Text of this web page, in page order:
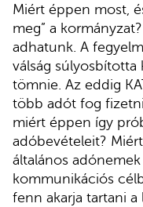
Miért éppen most,
meg” a
adhatunk. A
válság súlyosbította
tömnie. Az eddig
több adót fog
miért éppen így
adóbevételeit?
általános
kommunikációs
fenn akarja tartani